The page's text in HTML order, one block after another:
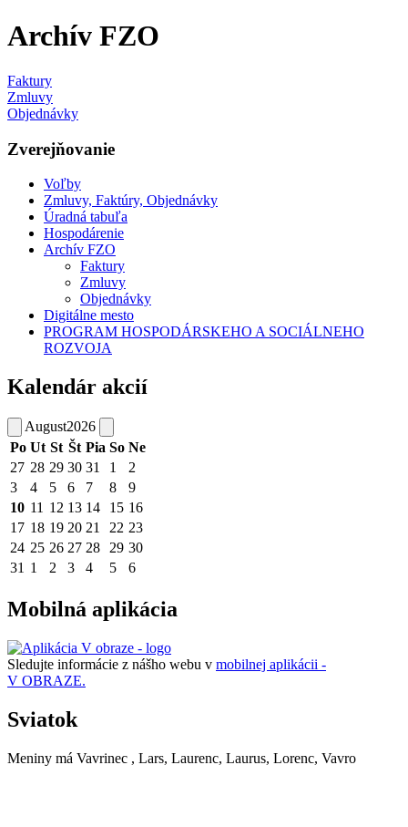
Archív FZO
Faktury
Zmluvy
Objednávky
Zverejňovanie
Voľby
Zmluvy, Faktúry, Objednávky
Úradná tabuľa
Hospodárenie
Archív FZO
Faktury
Zmluvy
Objednávky
Digitálne mesto
PROGRAM HOSPODÁRSKEHO A SOCIÁLNEHO
ROZVOJA
Kalendár akcií
August2026
Po Ut St Št Pia So Ne
27 28 29 30 31 1
2
3
4 5 6 7 8
9
10 11 12 13 14 15 16
17 18 19 20 21 22 23
24 25 26 27 28 29 30
31 1 2 3 4 5 6
Mobilná aplikácia
Sledujte informácie z nášho webu v mobilnej aplikácii -
V OBRAZE.
Sviatok
Meniny má Vavrinec , Lars, Laurenc, Laurus, Lorenc, Vavro